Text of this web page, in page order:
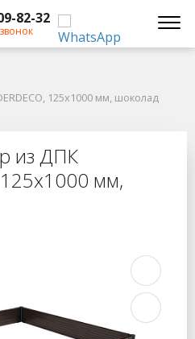
82-32
125x1000 мм, шоколад
из ДПК125x1000 мм, шоколад
из ДПК
125x1000 мм,